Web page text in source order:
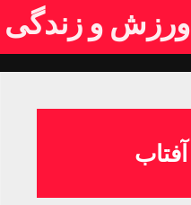
ورزش و زندگی